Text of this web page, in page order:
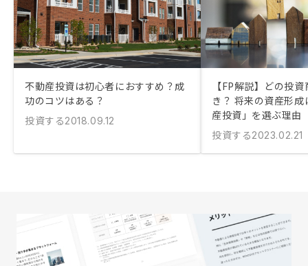
不動産投資は初心者におすすめ？成
功のコツはある？
投資する2018.09.12
【FP解説】どの投
き？ 将来の資産形
産投資」を選ぶ理由
投資する2023.02.21